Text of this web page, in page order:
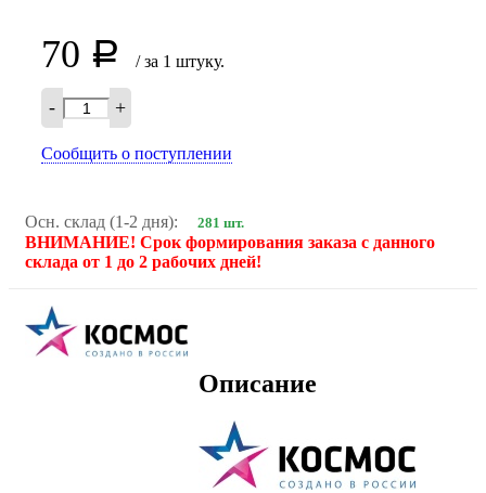
70 Р / за 1 штуку.
- +
Сообщить о поступлении
Осн. склад (1-2 дня): 281 шт.
ВНИМАНИЕ! Срок формирования заказа с данного
склада от 1 до 2 рабочих дней!
Описание